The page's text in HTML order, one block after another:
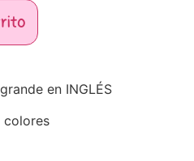
en INGLÉS